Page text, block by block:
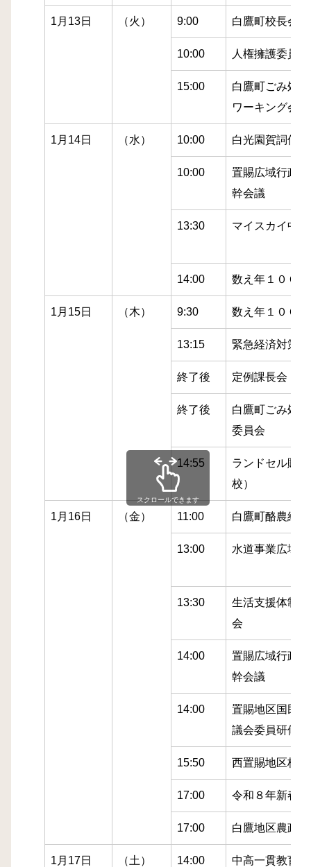
1月13日 （火） 9:00 白鷹町校長会
10:00 人権擁護委員
15:00
白鷹町ごみ処
ワーキング会議
1月14日 （水） 10:00 白光園賀詞伝
10:00
置賜広域行政
幹会議
13:30 マイスカイ中
14:00 数え年１００
1月15日 （木） 9:30 数え年１００
13:15 緊急経済対策
終了後 定例課長会
終了後
白鷹町ごみ処
委員会
14:55
ランドセル贈
校）
1月16日 （金） 11:00 白鷹町酪農組
13:00 水道事業広域
13:30
生活支援体制
会
14:00
置賜広域行政
幹会議
14:00
置賜地区国民
議会委員研修会
15:50 西置賜地区校
17:00 令和８年新春
17:00 白鷹地区農政
1月17日 （土） 14:00 中高一貫教育
スクロールできます